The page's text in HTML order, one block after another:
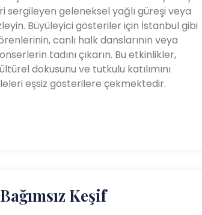
sergileyen geleneksel yağlı güreşi veya
Büyüleyici gösteriler için İstanbul gibi
canlı halk danslarının veya
tadını çıkarın. Bu etkinlikler,
dokusunu ve tutkulu katılımını
eşsiz gösterilere çekmektedir.
Keşif